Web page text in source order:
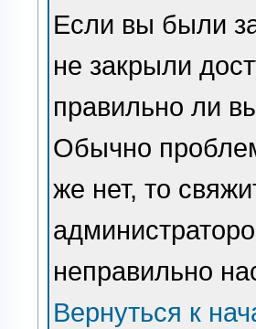
Если вы были
не закрыли
правильно ли
Обычно
же нет, то
неправильно
Вернуться к